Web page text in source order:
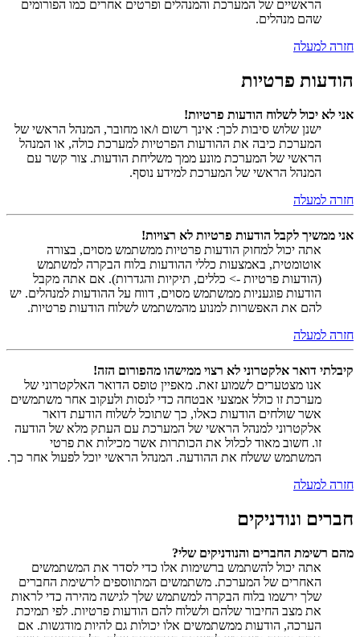
הראשיים של המערכת והמנהלים ופרטים אחרים כמו הפורומים
שהם מנהלים.
חזרה למעלה
הודעות פרטיות
אני לא יכול לשלוח הודעות פרטיות!
ישנן שלוש סיבות לכך: אינך רשום ו/או מחובר, המנהל הראשי של
המערכת כיבה את ההודעות הפרטיות למערכת כולה, או המנהל
הראשי של המערכת מונע ממך משליחת הודעות. צור קשר עם
המנהל הראשי של המערכת למידע נוסף.
חזרה למעלה
אני ממשיך לקבל הודעות פרטיות לא רצויות!
אתה יכול למחוק הודעות פרטיות ממשתמש מסוים, בצורה
אוטומטית, באמצעות כללי ההודעות בלוח הבקרה למשתמש
(הודעות פרטיות -> כללים, תיקיות והגדרות). אם אתה מקבל
הודעות פוגעניות ממשתמש מסוים, דווח על ההודעות למנהלים. יש
להם את האפשרות למנוע מהמשתמש לשלוח הודעות פרטיות.
חזרה למעלה
קיבלתי דואר אלקטרוני לא רצוי ממישהו מהפורום הזה!
אנו מצטערים לשמוע זאת. מאפיין טופס הדואר האלקטרוני של
מערכת זו כולל אמצעי אבטחה כדי לנסות ולעקוב אחר משתמשים
אשר שולחים הודעות כאלו, כך שתוכל לשלוח הודעת דואר
אלקטרוני למנהל הראשי של המערכת עם העתק מלא של הודעה
זו. חשוב מאוד לכלול את הכותרות אשר מכילות את פרטי
המשתמש ששלח את ההודעה. המנהל הראשי יוכל לפעול אחר כך.
חזרה למעלה
חברים ונודניקים
מהם רשימת החברים והנודניקים שלי?
אתה יכול להשתמש ברשימות אלו כדי לסדר את המשתמשים
האחרים של המערכת. משתמשים המתווספים לרשימת החברים
שלך ירשמו בלוח הבקרה למשתמש שלך לגישה מהירה כדי לראות
את מצב החיבור שלהם ולשלוח להם הודעות פרטיות. לפי תמיכת
הערכה, הודעות ממשתמשים אלו יכולות גם להיות מודגשות. אם